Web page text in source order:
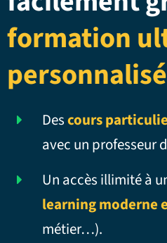
formation
Descours
avec un professeur
Un accès illimité à
learning moderne
métier…).